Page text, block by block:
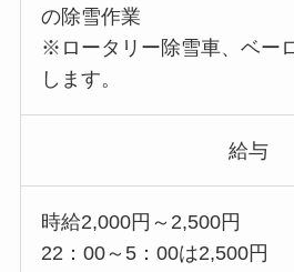
の除雪作業
※ロータリー除雪車、ベー
します。
給与
時給2,000円～2,500円
22：00～5：00は2,500円